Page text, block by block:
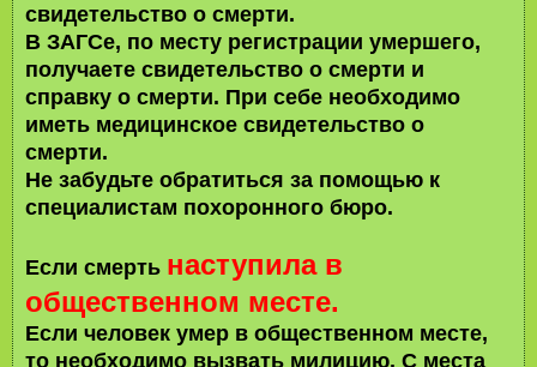
свидетельство о смерти.
В ЗАГСе, по месту регистрации умершего,
получаете свидетельство о смерти и
справку о смерти. При себе необходимо
иметь медицинское свидетельство о
смерти.
Не забудьте обратиться за помощью к
специалистам похоронного бюро.
Если смерть наступила в
общественном месте.
Если человек умер в общественном месте,
то необходимо вызвать милицию. С места